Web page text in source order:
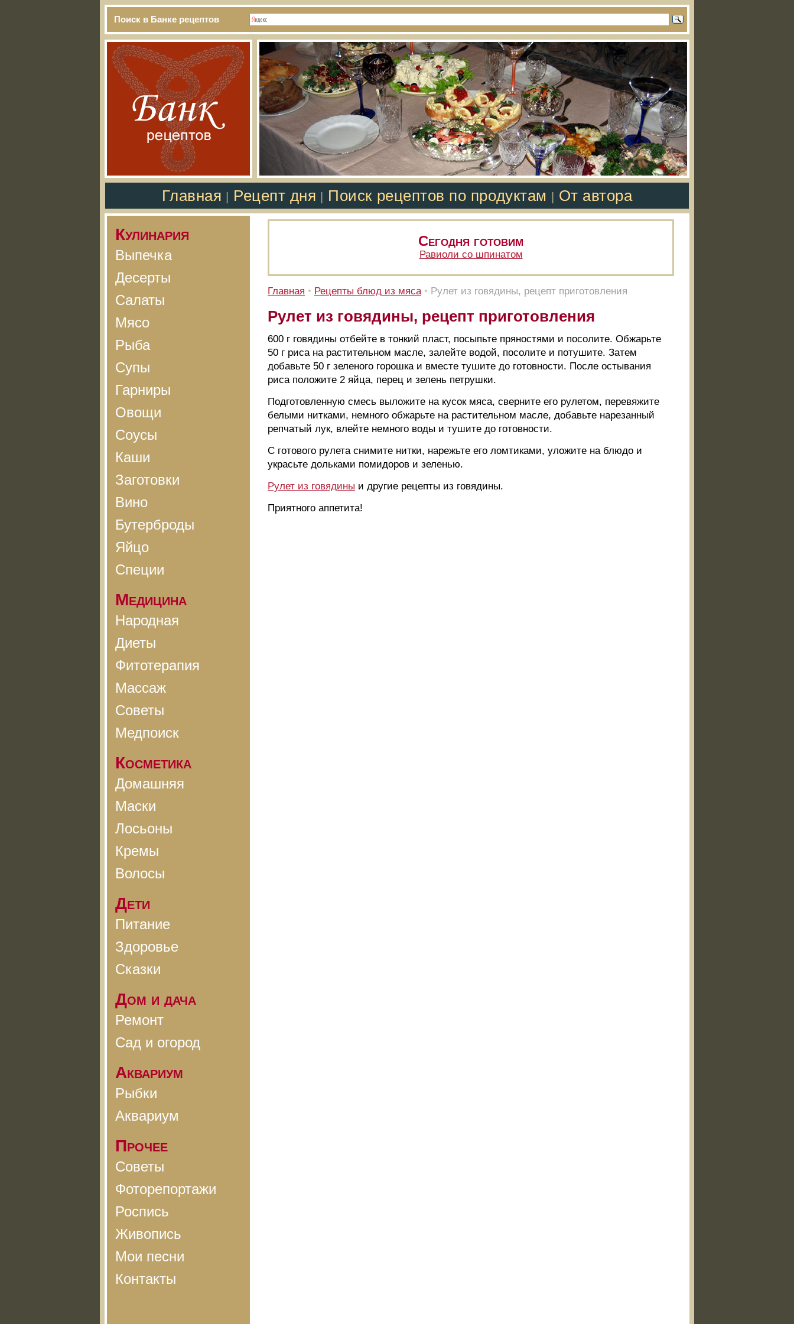
Поиск в Банке рецептов
Главная Рецепт дня Поиск рецептов по продуктам От автора
Кулинария
Выпечка
Десерты
Салаты
Мясо
Рыба
Супы
Гарниры
Овощи
Соусы
Каши
Заготовки
Вино
Бутерброды
Яйцо
Специи
Медицина
Народная
Диеты
Фитотерапия
Массаж
Советы
Медпоиск
Косметика
Домашняя
Маски
Лосьоны
Кремы
Волосы
Дети
Питание
Здоровье
Сказки
Дом и дача
Ремонт
Сад и огород
Аквариум
Рыбки
Аквариум
Прочее
Советы
Фоторепортажи
Роспись
Живопись
Мои песни
Контакты
Сегодня готовим
Равиоли со шпинатом
Главная • Рецепты блюд из мяса • Рулет из говядины, рецепт приготовления
Рулет из говядины, рецепт приготовления
600 г говядины отбейте в тонкий пласт, посыпьте пряностями и посолите. Обжарьте
50 г риса на растительном масле, залейте водой, посолите и потушите. Затем
добавьте 50 г зеленого горошка и вместе тушите до готовности. После остывания
риса положите 2 яйца, перец и зелень петрушки.
Подготовленную смесь выложите на кусок мяса, сверните его рулетом, перевяжите
белыми нитками, немного обжарьте на растительном масле, добавьте нарезанный
репчатый лук, влейте немного воды и тушите до готовности.
С готового рулета снимите нитки, нарежьте его ломтиками, уложите на блюдо и
украсьте дольками помидоров и зеленью.
Рулет из говядины и другие рецепты из говядины.
Приятного аппетита!